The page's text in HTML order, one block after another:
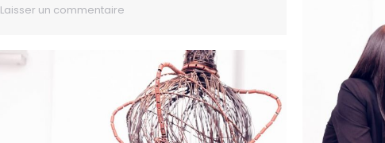
Laisser un commentaire